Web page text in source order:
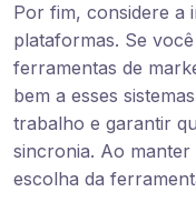
Por fim, considere a
plataformas. Se
ferramentas de
bem a esses
trabalho e garantir
sincronia. Ao manter
escolha da